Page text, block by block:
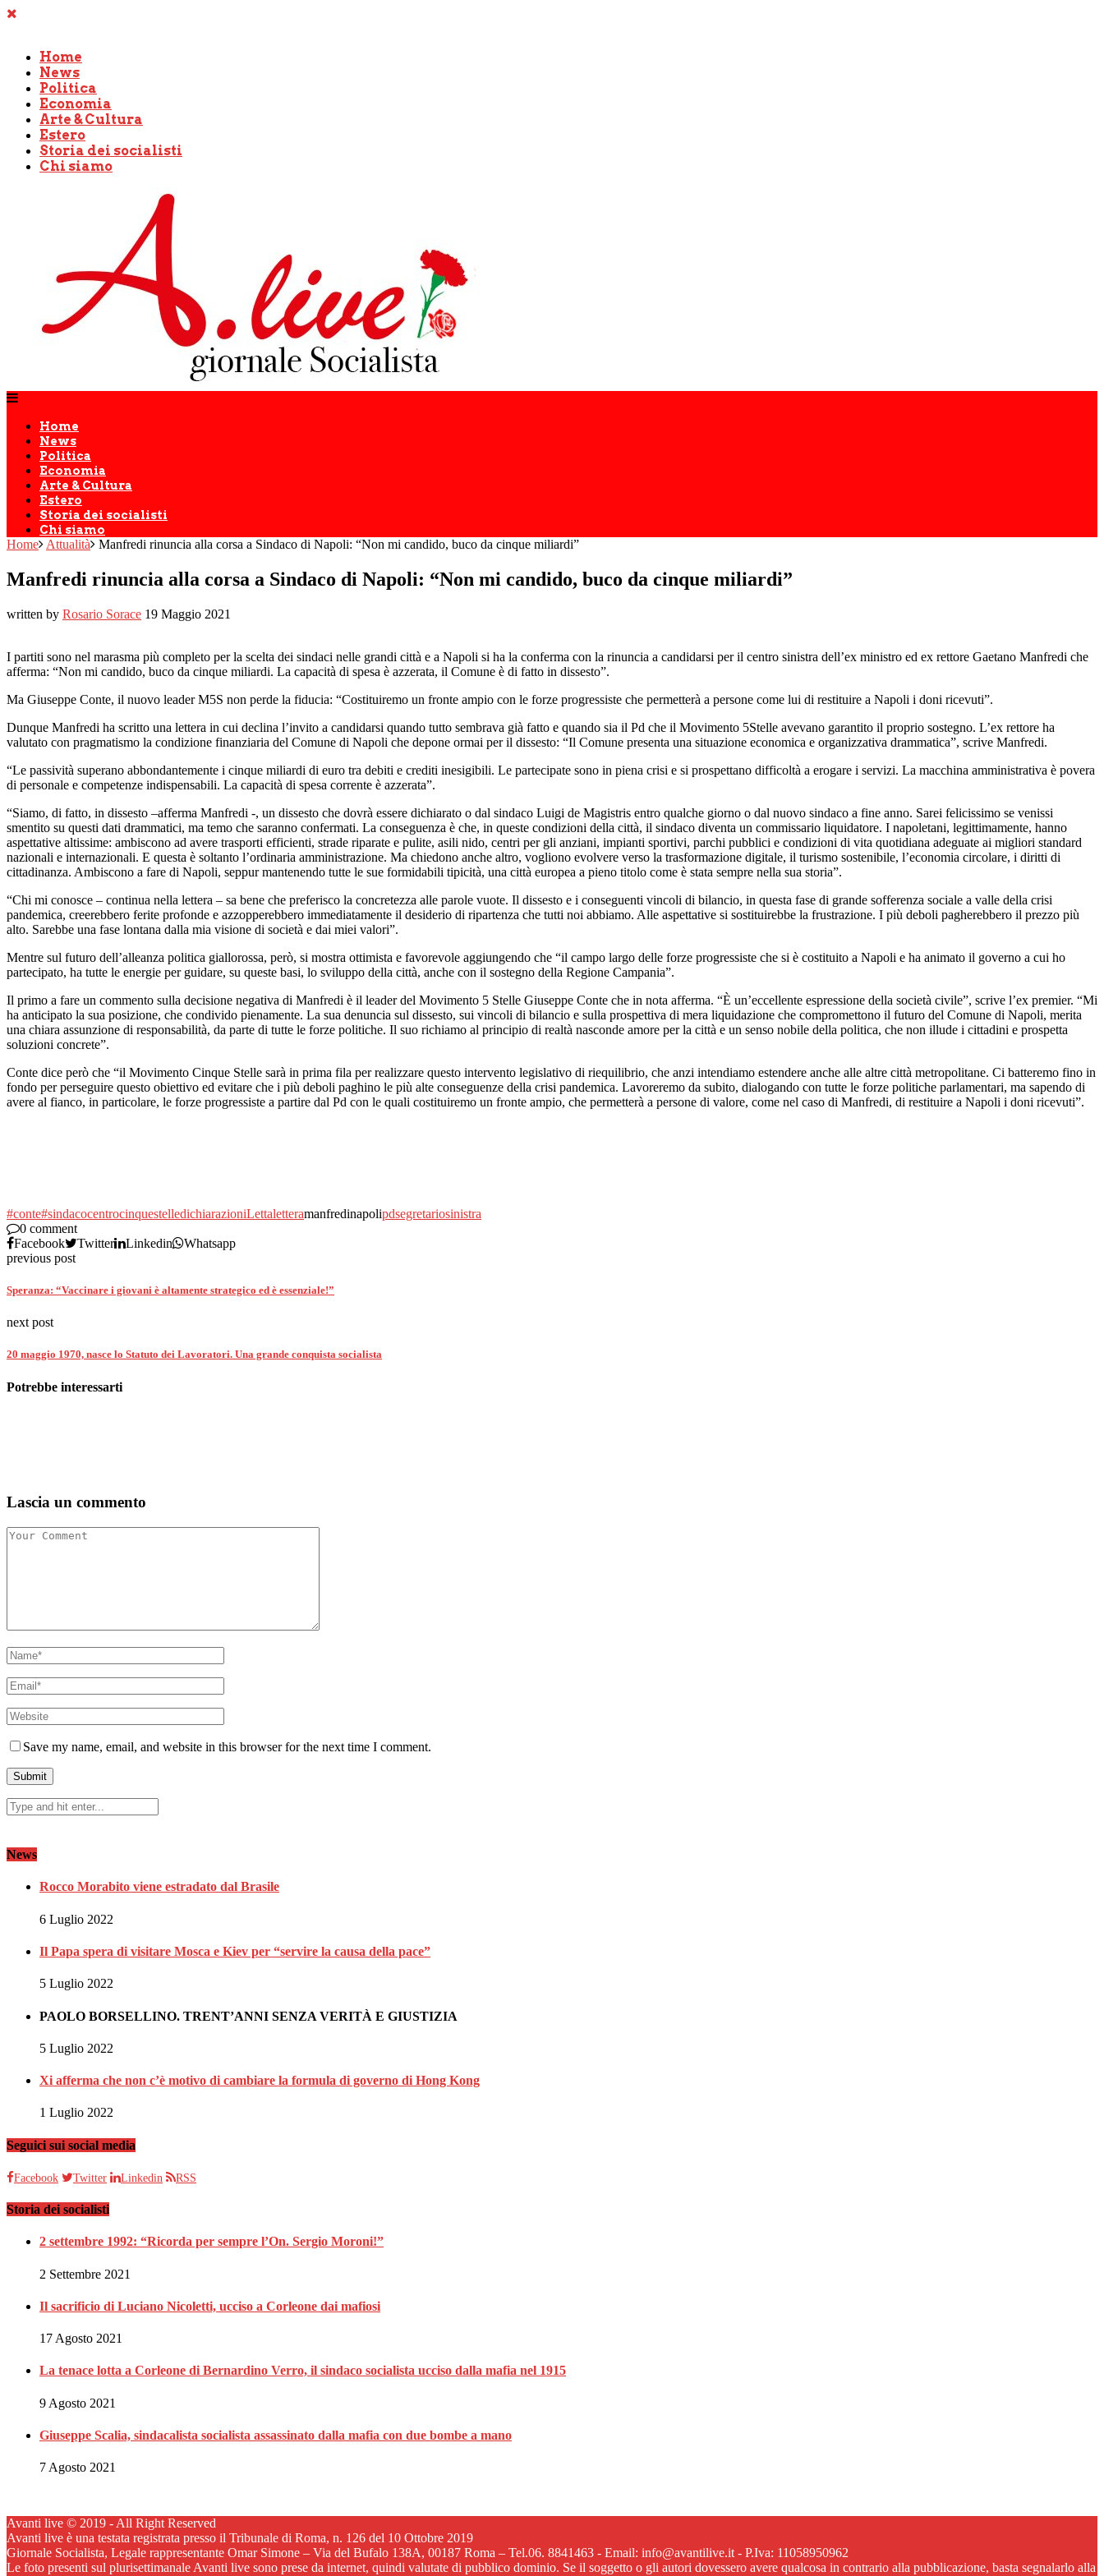
Home
News
Politica
Economia
Arte & Cultura
Estero
Storia dei socialisti
Chi siamo
Home
News
Politica
Economia
Arte & Cultura
Estero
Storia dei socialisti
Chi siamo
Home Attualità Manfredi rinuncia alla corsa a Sindaco di Napoli: “Non mi candido, buco da cinque miliardi”
Manfredi rinuncia alla corsa a Sindaco di Napoli: “Non mi candido, buco da cinque miliardi”
written by Rosario Sorace 19 Maggio 2021
I partiti sono nel marasma più completo per la scelta dei sindaci nelle grandi città e a Napoli si ha la conferma con la rinuncia a candidarsi per il centro sinistra dell’ex ministro ed ex rettore Gaetano Manfredi che
afferma: “Non mi candido, buco da cinque miliardi. La capacità di spesa è azzerata, il Comune è di fatto in dissesto”.
Ma Giuseppe Conte, il nuovo leader M5S non perde la fiducia: “Costituiremo un fronte ampio con le forze progressiste che permetterà a persone come lui di restituire a Napoli i doni ricevuti”.
Dunque Manfredi ha scritto una lettera in cui declina l’invito a candidarsi quando tutto sembrava già fatto e quando sia il Pd che il Movimento 5Stelle avevano garantito il proprio sostegno. L’ex rettore ha
valutato con pragmatismo la condizione finanziaria del Comune di Napoli che depone ormai per il dissesto: “Il Comune presenta una situazione economica e organizzativa drammatica”, scrive Manfredi.
“Le passività superano abbondantemente i cinque miliardi di euro tra debiti e crediti inesigibili. Le partecipate sono in piena crisi e si prospettano difficoltà a erogare i servizi. La macchina amministrativa è povera
di personale e competenze indispensabili. La capacità di spesa corrente è azzerata”.
“Siamo, di fatto, in dissesto –afferma Manfredi -, un dissesto che dovrà essere dichiarato o dal sindaco Luigi de Magistris entro qualche giorno o dal nuovo sindaco a fine anno. Sarei felicissimo se venissi
smentito su questi dati drammatici, ma temo che saranno confermati. La conseguenza è che, in queste condizioni della città, il sindaco diventa un commissario liquidatore. I napoletani, legittimamente, hanno
aspettative altissime: ambiscono ad avere trasporti efficienti, strade riparate e pulite, asili nido, centri per gli anziani, impianti sportivi, parchi pubblici e condizioni di vita quotidiana adeguate ai migliori standard
nazionali e internazionali. E questa è soltanto l’ordinaria amministrazione. Ma chiedono anche altro, vogliono evolvere verso la trasformazione digitale, il turismo sostenibile, l’economia circolare, i diritti di
cittadinanza. Ambiscono a fare di Napoli, seppur mantenendo tutte le sue formidabili tipicità, una città europea a pieno titolo come è stata sempre nella sua storia”.
“Chi mi conosce – continua nella lettera – sa bene che preferisco la concretezza alle parole vuote. Il dissesto e i conseguenti vincoli di bilancio, in questa fase di grande sofferenza sociale a valle della crisi
pandemica, creerebbero ferite profonde e azzopperebbero immediatamente il desiderio di ripartenza che tutti noi abbiamo. Alle aspettative si sostituirebbe la frustrazione. I più deboli pagherebbero il prezzo più
alto. Sarebbe una fase lontana dalla mia visione di società e dai miei valori”.
Mentre sul futuro dell’alleanza politica giallorossa, però, si mostra ottimista e favorevole aggiungendo che “il campo largo delle forze progressiste che si è costituito a Napoli e ha animato il governo a cui ho
partecipato, ha tutte le energie per guidare, su queste basi, lo sviluppo della città, anche con il sostegno della Regione Campania”.
Il primo a fare un commento sulla decisione negativa di Manfredi è il leader del Movimento 5 Stelle Giuseppe Conte che in nota afferma. “È un’eccellente espressione della società civile”, scrive l’ex premier. “Mi
ha anticipato la sua posizione, che condivido pienamente. La sua denuncia sul dissesto, sui vincoli di bilancio e sulla prospettiva di mera liquidazione che compromettono il futuro del Comune di Napoli, merita
una chiara assunzione di responsabilità, da parte di tutte le forze politiche. Il suo richiamo al principio di realtà nasconde amore per la città e un senso nobile della politica, che non illude i cittadini e prospetta
soluzioni concrete”.
Conte dice però che “il Movimento Cinque Stelle sarà in prima fila per realizzare questo intervento legislativo di riequilibrio, che anzi intendiamo estendere anche alle altre città metropolitane. Ci batteremo fino in
fondo per perseguire questo obiettivo ed evitare che i più deboli paghino le più alte conseguenze della crisi pandemica. Lavoreremo da subito, dialogando con tutte le forze politiche parlamentari, ma sapendo di
avere al fianco, in particolare, le forze progressiste a partire dal Pd con le quali costituiremo un fronte ampio, che permetterà a persone di valore, come nel caso di Manfredi, di restituire a Napoli i doni ricevuti”.
#conte#sindacocentrocinquestelledichiarazioniLettaletteramanfredinapolipdsegretariosinistra
0 comment
Facebook
Twitter Linkedin
Whatsapp
previous post
Speranza: “Vaccinare i giovani è altamente strategico ed è essenziale!”
next post
20 maggio 1970, nasce lo Statuto dei Lavoratori. Una grande conquista socialista
Potrebbe interessarti
Lascia un commento
Save my name, email, and website in this browser for the next time I comment.
News
Rocco Morabito viene estradato dal Brasile
6 Luglio 2022
Il Papa spera di visitare Mosca e Kiev per “servire la causa della pace”
5 Luglio 2022
PAOLO BORSELLINO. TRENT’ANNI SENZA VERITÀ E GIUSTIZIA
5 Luglio 2022
Xi afferma che non c’è motivo di cambiare la formula di governo di Hong Kong
1 Luglio 2022
Seguici sui social media
Facebook Twitter Linkedin RSS
Storia dei socialisti
2 settembre 1992: “Ricorda per sempre l’On. Sergio Moroni!”
2 Settembre 2021
Il sacrificio di Luciano Nicoletti, ucciso a Corleone dai mafiosi
17 Agosto 2021
La tenace lotta a Corleone di Bernardino Verro, il sindaco socialista ucciso dalla mafia nel 1915
9 Agosto 2021
Giuseppe Scalia, sindacalista socialista assassinato dalla mafia con due bombe a mano
7 Agosto 2021
Avanti live © 2019 - All Right Reserved
Avanti live è una testata registrata presso il Tribunale di Roma, n. 126 del 10 Ottobre 2019
Giornale Socialista, Legale rappresentante Omar Simone – Via del Bufalo 138A, 00187 Roma – Tel.06. 8841463 - Email: info@avantilive.it - P.Iva: 11058950962
Le foto presenti sul plurisettimanale Avanti live sono prese da internet, quindi valutate di pubblico dominio. Se il soggetto o gli autori dovessero avere qualcosa in contrario alla pubblicazione, basta segnalarlo alla